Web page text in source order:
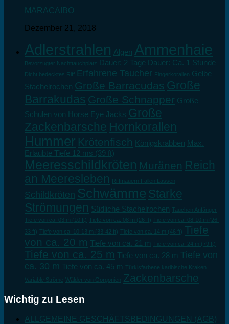
MARACAIBO
Dezember 21, 2018
Adlerstrahlen Algen Ammenhaie
Bevorzugter Nachttauchplatz Dauer: 2 Tage Dauer: Ca. 1 Stunde
Dicht bedecktes Riff Erfahrene Taucher Fingerkorallen Gelbe
Stachelrochen Große Barracudas Große
Barrakudas Große Schnapper Große
Schulen von Horse Eye Jacks Große
Zackenbarsche Hornkorallen
Hummer Krötenfisch Königskrabben Max.
Erlaubte Tiefe 12 ms (39 ft)
Meeresschildkröten Muränen Reich
an Meeresleben
Riffmauern Fallen Lassen
Schildkröten Schwämme Starke
Strömungen Südliche Stachelrochen Tauchen Anfänger
Tiefe von ca. 03 m (10 ft) Tiefe von ca. 08 m (26 ft) Tiefe von ca. 08-10 m (26-
33 ft) Tiefe von ca. 10-13 m (33-42 ft) Tiefe von ca. 14 m (46 ft) Tiefe
von ca. 20 m Tiefe von ca. 21 m Tiefe von ca. 24 m (79 ft)
Tiefe von ca. 25 m Tiefe von ca. 28 m Tiefe von
ca. 30 m Tiefe von ca. 45 m Türkisfarbene karibische Kraken
Variable Ströme Wälder von Gorgonien Zackenbarsche
Wichtig zu Lesen
ALLGEMEINE GESCHÄFTSBEDINGUNGEN (AGB)